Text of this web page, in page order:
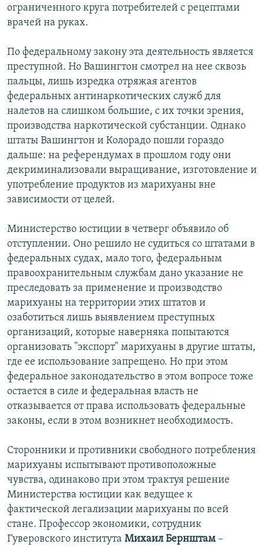
ограниченного круга потребителей с рецептами
врачей на руках.
По федеральному закону эта деятельность является
преступной. Но Вашингтон смотрел на нее сквозь
пальцы, лишь изредка отряжая агентов
федеральных антинаркотических служб для
налетов на слишком большие, с их точки зрения,
производства наркотической субстанции. Однако
штаты Вашингтон и Колорадо пошли гораздо
дальше: на референдумах в прошлом году они
декриминализовали выращивание, изготовление и
употребление продуктов из марихуаны вне
зависимости от целей.
Министерство юстиции в четверг объявило об
отступлении. Оно решило не судиться со штатами в
федеральных судах, мало того, федеральным
правоохранительным службам дано указание не
преследовать за применение и производство
марихуаны на территории этих штатов и
озаботиться лишь выявлением преступных
организаций, которые наверняка попытаются
организовать "экспорт" марихуаны в другие штаты,
где ее использование запрещено. Но при этом
федеральное законодательство в этом вопросе тоже
остается в силе и федеральная власть не
отказывается от права использовать федеральные
законы, если в этом возникнет необходимость.
Сторонники и противники свободного потребления
марихуаны испытывают противоположные
чувства, одинаково при этом трактуя решение
Министерства юстиции как ведущее к
фактической легализации марихуаны по всей
стане. Профессор экономики, сотрудник
Гуверовского института Михаил Бернштам –